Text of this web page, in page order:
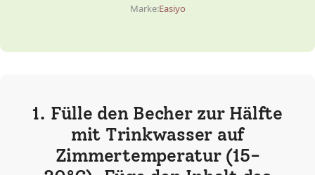
Marke:Easiyo
1. Fülle den Becher zur Hälfte
mit Trinkwasser auf
Zimmertemperatur (15-